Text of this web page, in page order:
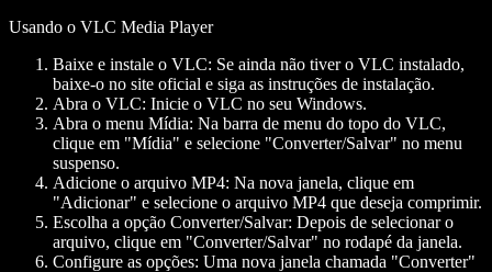
Usando o VLC Media Player
Baixe e instale o VLC: Se ainda não tiver o VLC instalado,
baixe-o no site oficial e siga as instruções de instalação.
Abra o VLC: Inicie o VLC no seu Windows.
Abra o menu Mídia: Na barra de menu do topo do VLC,
clique em "Mídia" e selecione "Converter/Salvar" no menu
suspenso.
Adicione o arquivo MP4: Na nova janela, clique em
"Adicionar" e selecione o arquivo MP4 que deseja comprimir.
Escolha a opção Converter/Salvar: Depois de selecionar o
arquivo, clique em "Converter/Salvar" no rodapé da janela.
Configure as opções: Uma nova janela chamada "Converter"